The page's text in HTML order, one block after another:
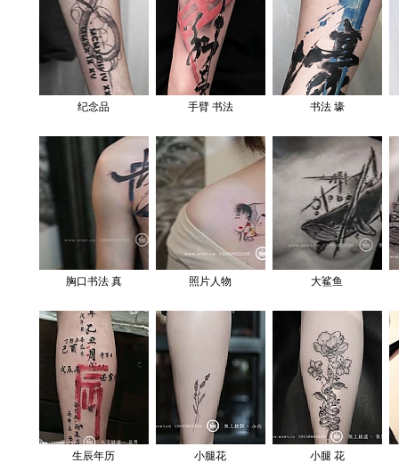
纪念品 手臂 书法 书法 壕
胸口书法 真 照片人物 大鲨鱼
生辰年历 小腿花 小腿 花